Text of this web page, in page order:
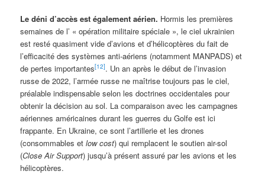
Le déni d’accès est également aérien. Hormis les premières
semaines de l’ « opération militaire spéciale », le ciel ukrainien
est resté quasiment vide d’avions et d’hélicoptères du fait de
l’efficacité des systèmes anti-aériens (notamment MANPADS) et
de pertes importantes[12]. Un an après le début de l’invasion
russe de 2022, l’armée russe ne maîtrise toujours pas le ciel,
préalable indispensable selon les doctrines occidentales pour
obtenir la décision au sol. La comparaison avec les campagnes
aériennes américaines durant les guerres du Golfe est ici
frappante. En Ukraine, ce sont l’artillerie et les drones
(consommables etlow cost) qui remplacent le soutien air-sol
(Close Air Support) jusqu’à présent assuré par les avions et les
hélicoptères.